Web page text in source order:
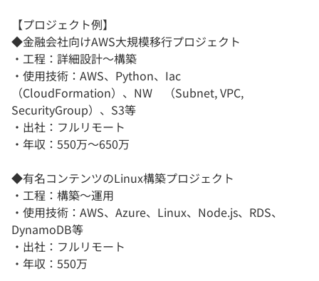
【プロジェクト例】
◆金融会社向けAWS大規模移行プロジェクト
・工程：詳細設計〜構築
・使用技術：AWS、Python、Iac
（CloudFormation）、NW （Subnet, VPC,
SecurityGroup）、S3等
・出社：フルリモート
・年収：550万〜650万
◆有名コンテンツのLinux構築プロジェクト
・工程：構築〜運用
・使用技術：AWS、Azure、Linux、Node.js、RDS、
DynamoDB等
・出社：フルリモート
・年収：550万